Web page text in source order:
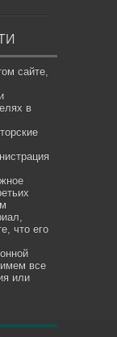
сайте,
в
что его
все
или